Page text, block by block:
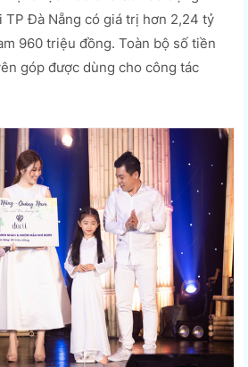
TP Đà Nẵng có giá trị hơn 2,24 tỷ
960 triệu đồng. Toàn bộ số tiền
góp được dùng cho công tác